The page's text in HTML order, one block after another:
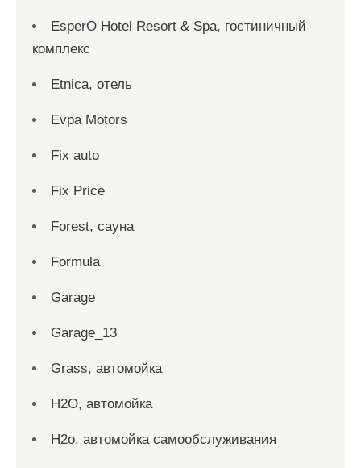
EsperO Hotel Resort & Spa, гостиничный
комплекс
Etnica, отель
Evpa Motors
Fix auto
Fix Price
Forest, сауна
Formula
Garage
Garage_13
Grass, автомойка
H2O, автомойка
H2o, автомойка самообслуживания